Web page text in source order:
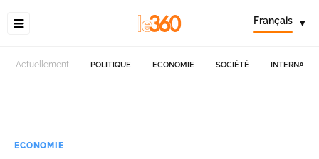
Français ▾
Actuellement POLITIQUE ECONOMIE SOCIÉTÉ
ECONOMIE